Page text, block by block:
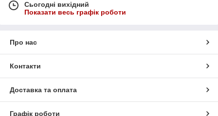
Сьогодні вихідний
Показати весь графік роботи
Про нас
Контакти
Доставка та оплата
Графік роботи